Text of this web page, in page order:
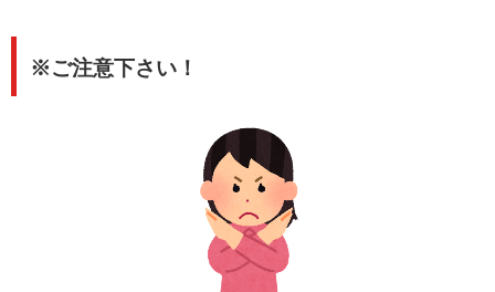
※ご注意下さい！